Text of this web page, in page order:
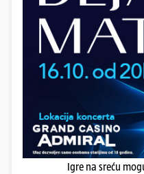
Igre na sreću